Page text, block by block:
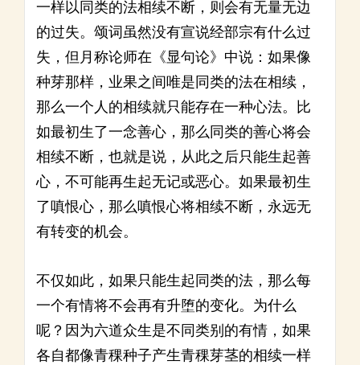
一样以同类的法相续不断，则会有无量无边
的过失。颂词虽然没有宣说经部宗有什么过
失，但月称论师在《显句论》中说：如果像
种芽那样，业果之间唯是同类的法在相续，
那么一个人的相续就只能存在一种心法。比
如最初生了一念善心，那么同类的善心将会
相续不断，也就是说，从此之后只能生起善
心，不可能再生起无记或恶心。如果最初生
了嗔恨心，那么嗔恨心将相续不断，永远无
有转变的机会。
不仅如此，如果只能生起同类的法，那么每
一个有情将不会再有升堕的变化。为什么
呢？因为六道众生是不同类别的有情，如果
各自都像青稞种子产生青稞芽茎的相续一样